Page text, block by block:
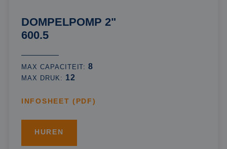
DOMPELPOMP 2"
600.5
MAX CAPACITEIT:8
MAX DRUK: 12
INFOSHEET (PDF)
HUREN